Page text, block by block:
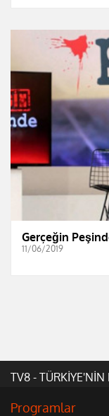
Gerçeğin
11/06/2019
TV8 - TÜRKİYE'NİN
Programlar